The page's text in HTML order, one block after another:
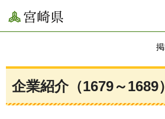
宮崎県
企業紹介（1679～1689）